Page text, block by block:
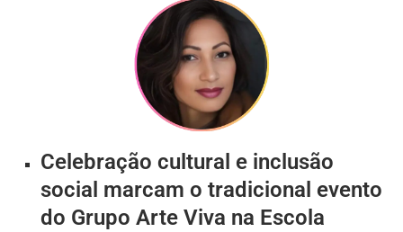
Celebração cultural e inclusão
social marcam o tradicional evento
do Grupo Arte Viva na Escola